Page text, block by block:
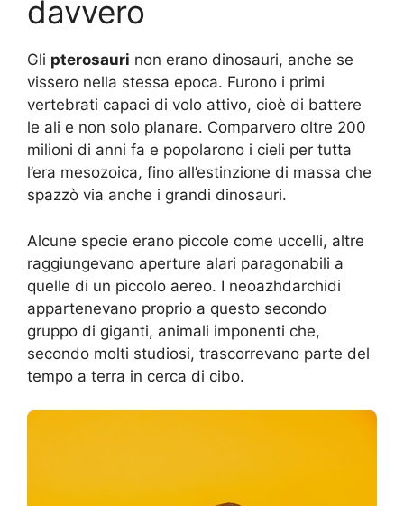
davvero
Gli pterosauri non erano dinosauri, anche se
vissero nella stessa epoca. Furono i primi
vertebrati capaci di volo attivo, cioè di battere
le ali e non solo planare. Comparvero oltre 200
milioni di anni fa e popolarono i cieli per tutta
l’era mesozoica, fino all’estinzione di massa che
spazzò via anche i grandi dinosauri.
Alcune specie erano piccole come uccelli, altre
raggiungevano aperture alari paragonabili a
quelle di un piccolo aereo. I neoazhdarchidi
appartenevano proprio a questo secondo
gruppo di giganti, animali imponenti che,
secondo molti studiosi, trascorrevano parte del
tempo a terra in cerca di cibo.